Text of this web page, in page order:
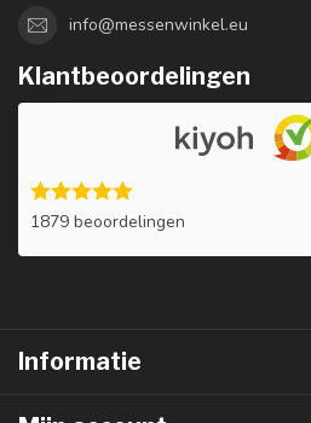
info@messenwinkel.eu
Klantbeoordelingen
1879 beoordelingen
Informatie